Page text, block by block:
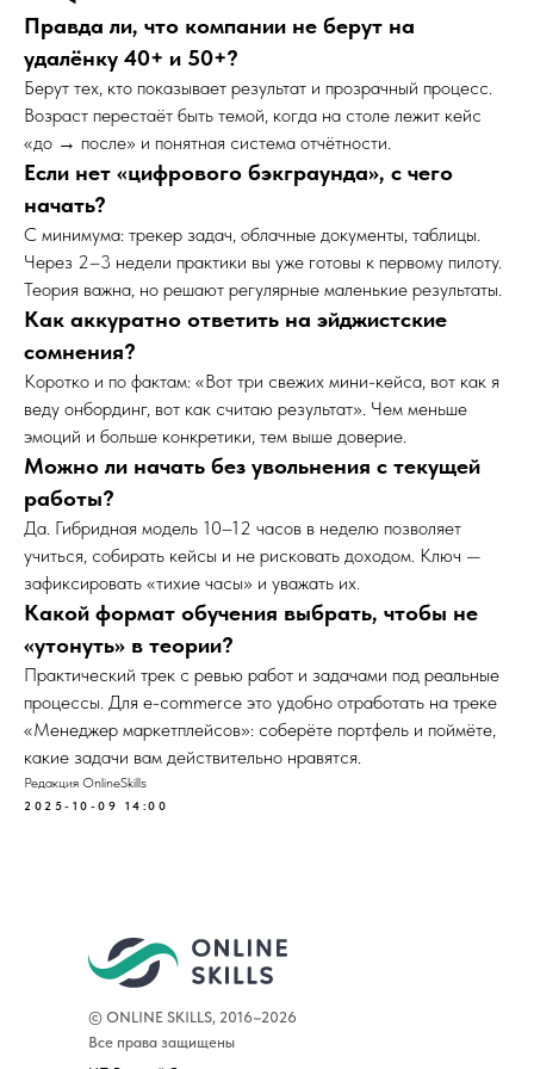
Правда ли, что компании не берут на
удалёнку 40+ и 50+?
Берут тех, кто показывает результат и прозрачный процесс.
Возраст перестаёт быть темой, когда на столе лежит кейс
«до → после» и понятная система отчётности.
Если нет «цифрового бэкграунда», с чего
начать?
С минимума: трекер задач, облачные документы, таблицы.
Через 2–3 недели практики вы уже готовы к первому пилоту.
Теория важна, но решают регулярные маленькие результаты.
Как аккуратно ответить на эйджистские
сомнения?
Коротко и по фактам: «Вот три свежих мини-кейса, вот как я
веду онбординг, вот как считаю результат». Чем меньше
эмоций и больше конкретики, тем выше доверие.
Можно ли начать без увольнения с текущей
работы?
Да. Гибридная модель 10–12 часов в неделю позволяет
учиться, собирать кейсы и не рисковать доходом. Ключ —
зафиксировать «тихие часы» и уважать их.
Какой формат обучения выбрать, чтобы не
«утонуть» в теории?
Практический трек с ревью работ и задачами под реальные
процессы. Для e-commerce это удобно отработать на треке
«Менеджер маркетплейсов»: соберёте портфель и поймёте,
какие задачи вам действительно нравятся.
Редакция OnlineSkills
2025-10-09 14:00
© ONLINE SKILLS, 2016–2026
Все права защищены